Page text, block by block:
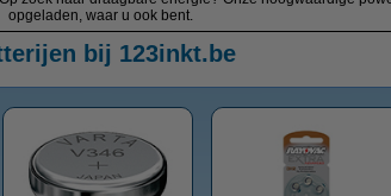
opgeladen, waar u ook bent.
bij 123inkt.be